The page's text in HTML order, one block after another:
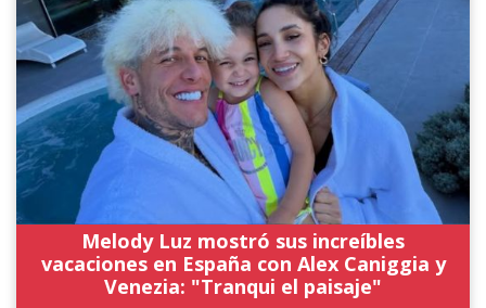
Melody Luz mostró sus increíbles
vacaciones en España con Alex Caniggia y
Venezia: "Tranqui el paisaje"